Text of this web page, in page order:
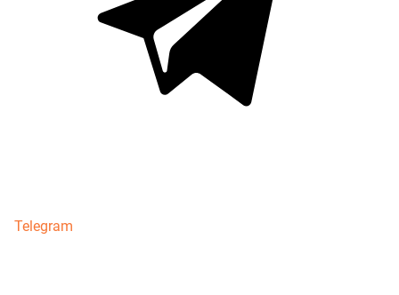
Telegram